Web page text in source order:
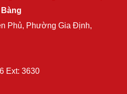
Phủ, Phường Gia Định,
Ext: 3630